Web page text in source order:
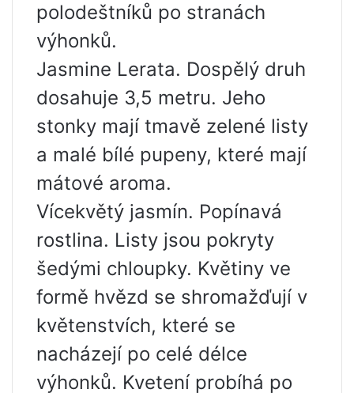
polodeštníků po stranách
výhonků.
Jasmine Lerata. Dospělý druh
dosahuje 3,5 metru. Jeho
stonky mají tmavě zelené listy
a malé bílé pupeny, které mají
mátové aroma.
Vícekvětý jasmín. Popínavá
rostlina. Listy jsou pokryty
šedými chloupky. Květiny ve
formě hvězd se shromažďují v
květenstvích, které se
nacházejí po celé délce
výhonků. Kvetení probíhá po